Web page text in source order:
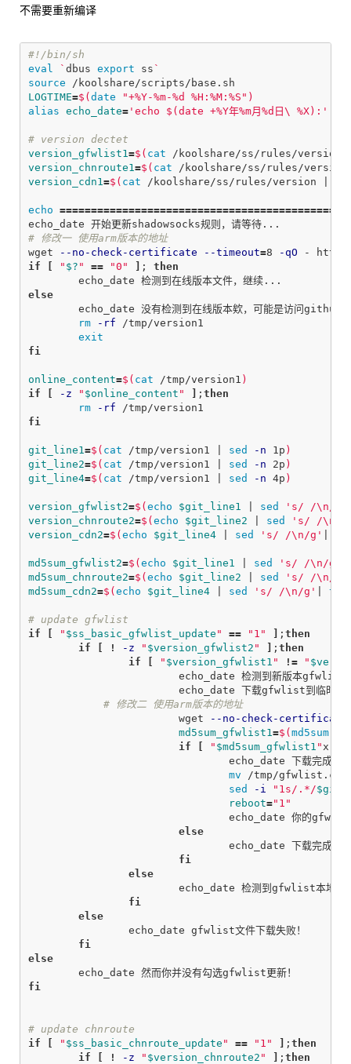
不需要重新编译
#!/bin/sh
eval
` dbus export ss `
source
LOGTIME=$( date "+%Y-%m-%d %H:%M:%S" )
alias echo_date= 'echo $(date +%Y年%m月%d日\ %X):'
# version dectet
version_gfwlist1=$( cat /koolshare/ss/rules/
version_chnroute1=$( cat /koolshare/ss/rules/
version_cdn1=$( cat /koolshare/ss/rules/version |
echo
# 修改一 使用arm版本的地址
wget
--no-check-certificate --timeout=8 -qO -
if
" $? " == "0" ;
then
else
echo_date 没有检测到在线版本欸，可能是访问github有
rm
-rf /tmp/version1
fi
online_content=$( cat /tmp/version1 )
if
-z " $online_content " ; then
rm
-rf
fi
git_line1=$( cat /tmp/version1 | sed -n 1p )
git_line2=$( cat /tmp/version1 | sed -n 2p )
git_line4=$( cat /tmp/version1 | sed -n 4p )
version_gfwlist2=$( echo $git_line1 sed 's/ /\n/g'
version_chnroute2=$( echo $git_line2 sed
's/ /\n/
version_cdn2=$( echo $git_line4 sed 's/ /\n/g'
md5sum_gfwlist2=$( echo $git_line1 sed 's/ /\n/g'
md5sum_chnroute2=$( echo $git_line2 sed 's/ /\n/g'
md5sum_cdn2=$( echo $git_line4 sed 's/ /\n/g'
# update gfwlist
if
" $ss_basic_gfwlist_update " == "1" ; then
	if
! -z " $version_gfwlist2 " ; then
		if
" $version_gfwlist1 " != "
echo_date 检测到新版本gfwlist
# 修改二 使用arm版本的地址
			wget
--no-check-certificate
md5sum_gfwlist1=$( md5sum
if
" $md5sum_gfwlist1 "x
echo_date 下载完成，
mv /tmp/
sed
-i "1s/.*/
reboot="1"
else
echo_date 下载完成，
fi
echo_date 检测到gfwlist本地版本
fi
echo_date gfwlist文件下载失败！
fi
else
fi
# update chnroute
if
" $ss_basic_chnroute_update " == "1" ; then
	if
! -z " $version_chnroute2 " ; then